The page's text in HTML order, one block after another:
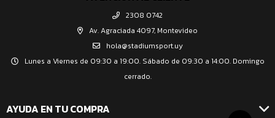
2308 0742
Av. Agraciada 4097, Montevideo
hola@stadiumsport.uy
Lunes a Viernes de 09:30 a 19:00. Sábado de 09:30 a 14:00. Domingo
cerrado.
AYUDA EN TU COMPRA